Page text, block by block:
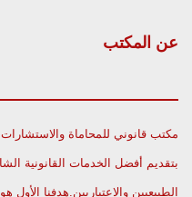
عن المكتب
مكتب قانوني للمحاماة
بتقديم أفضل الخدمات القانونية
الطبيعيين والاعتباريين.هدفنا